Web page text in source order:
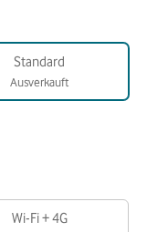
Standard
Ausverkauft
Wi-Fi + 4G